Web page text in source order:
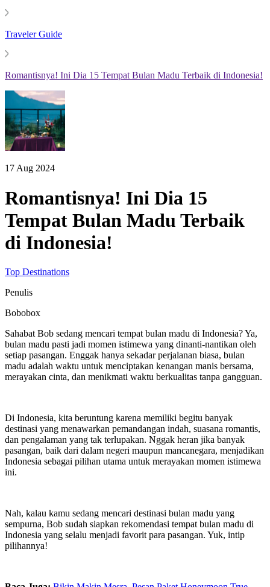
Traveler Guide
Romantisnya! Ini Dia 15 Tempat Bulan Madu Terbaik di Indonesia!
17 Aug 2024
Romantisnya! Ini Dia 15
Tempat Bulan Madu Terbaik
di Indonesia!
Top Destinations
Penulis
Bobobox
Sahabat Bob sedang mencari tempat bulan madu di Indonesia? Ya,
bulan madu pasti jadi momen istimewa yang dinanti-nantikan oleh
setiap pasangan. Enggak hanya sekadar perjalanan biasa, bulan
madu adalah waktu untuk menciptakan kenangan manis bersama,
merayakan cinta, dan menikmati waktu berkualitas tanpa gangguan.
Di Indonesia, kita beruntung karena memiliki begitu banyak
destinasi yang menawarkan pemandangan indah, suasana romantis,
dan pengalaman yang tak terlupakan. Nggak heran jika banyak
pasangan, baik dari dalam negeri maupun mancanegara, menjadikan
Indonesia sebagai pilihan utama untuk merayakan momen istimewa
ini.
Nah, kalau kamu sedang mencari destinasi bulan madu yang
sempurna, Bob sudah siapkan rekomendasi tempat bulan madu di
Indonesia yang selalu menjadi favorit para pasangan. Yuk, intip
pilihannya!